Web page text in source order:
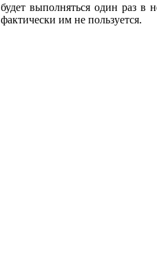
будет выполняться один
им не пользуется.